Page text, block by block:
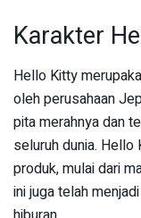
Karakter
Hello Kitty
oleh perusahaan
pita merahnya dan
seluruh dunia.
produk, mulai dari
ini juga telah